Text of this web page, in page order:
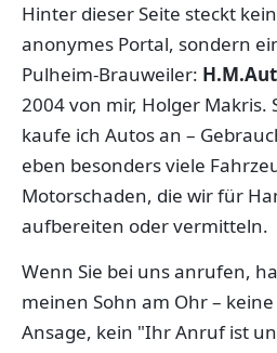
Hinter dieser Seite steckt
anonymes Portal, sondern
Pulheim-Brauweiler:
2004 von mir, Holger Makris.
kaufe ich Autos an –
eben besonders viele
Motorschaden, die wir für
aufbereiten oder vermitteln.
Wenn Sie bei uns anrufen,
meinen Sohn am Ohr –
Ansage, kein "Ihr Anruf ist